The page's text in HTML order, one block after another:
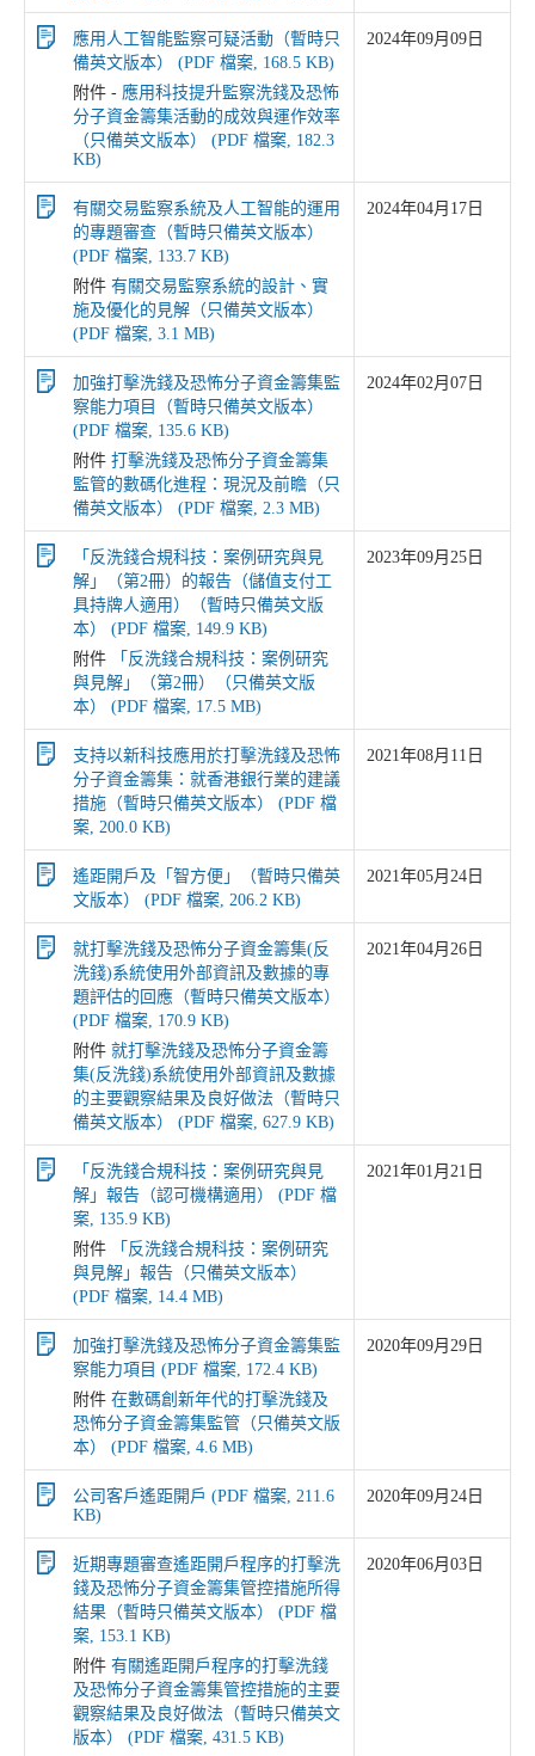
應用人工智能監察可疑活動（暫時只
備英文版本） (PDF 檔案, 168.5 KB)
附件 - 應用科技提升監察洗錢及恐怖
分子資金籌集活動的成效與運作效率
（只備英文版本） (PDF 檔案, 182.3
KB)
2024年09月09日
有關交易監察系統及人工智能的運用
的專題審查（暫時只備英文版本）
(PDF 檔案, 133.7 KB)
附件 有關交易監察系統的設計、實
施及優化的見解（只備英文版本）
(PDF 檔案, 3.1 MB)
2024年04月17日
加強打擊洗錢及恐怖分子資金籌集監
察能力項目（暫時只備英文版本）
(PDF 檔案, 135.6 KB)
附件 打擊洗錢及恐怖分子資金籌集
監管的數碼化進程：現況及前瞻（只
備英文版本） (PDF 檔案, 2.3 MB)
2024年02月07日
「反洗錢合規科技：案例研究與見
解」（第2冊）的報告（儲值支付工
具持牌人適用）（暫時只備英文版
本） (PDF 檔案, 149.9 KB)
附件
「反洗錢合規科技：案例研究
與見解」（第2冊）（只備英文版
本） (PDF 檔案, 17.5 MB)
2023年09月25日
支持以新科技應用於打擊洗錢及恐怖
分子資金籌集：就香港銀行業的建議
措施（暫時只備英文版本） (PDF 檔
案, 200.0 KB)
2021年08月11日
遙距開戶及「智方便」（暫時只備英
文版本） (PDF 檔案, 206.2 KB)
2021年05月24日
就打擊洗錢及恐怖分子資金籌集(反
洗錢)系統使用外部資訊及數據的專
題評估的回應（暫時只備英文版本）
(PDF 檔案, 170.9 KB)
附件 就打擊洗錢及恐怖分子資金籌
集(反洗錢)系統使用外部資訊及數據
的主要觀察結果及良好做法（暫時只
備英文版本） (PDF 檔案, 627.9 KB)
2021年04月26日
「反洗錢合規科技：案例研究與見
解」報告（認可機構適用） (PDF 檔
案, 135.9 KB)
附件
「反洗錢合規科技：案例研究
與見解」報告（只備英文版本）
(PDF 檔案, 14.4 MB)
2021年01月21日
加強打擊洗錢及恐怖分子資金籌集監
察能力項目 (PDF 檔案, 172.4 KB)
附件 在數碼創新年代的打擊洗錢及
恐怖分子資金籌集監管（只備英文版
本） (PDF 檔案, 4.6 MB)
2020年09月29日
公司客戶遙距開戶 (PDF 檔案, 211.6
KB)
2020年09月24日
近期專題審查遙距開戶程序的打擊洗
錢及恐怖分子資金籌集管控措施所得
結果（暫時只備英文版本） (PDF 檔
案, 153.1 KB)
附件 有關遙距開戶程序的打擊洗錢
及恐怖分子資金籌集管控措施的主要
觀察結果及良好做法（暫時只備英文
版本） (PDF 檔案, 431.5 KB)
2020年06月03日